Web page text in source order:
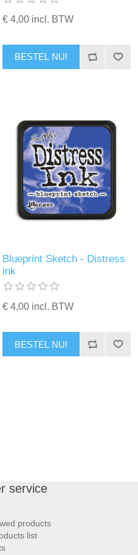
€ 4,00 incl. BTW
BESTEL NU!
Blueprint Sketch - Distress
ink
€ 4,00 incl. BTW
BESTEL NU!
service
products
list